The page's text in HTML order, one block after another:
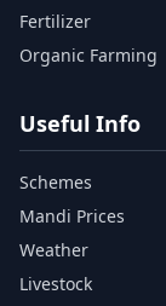
Fertilizer
Organic Farming
Useful Info
Schemes
Mandi Prices
Weather
Livestock